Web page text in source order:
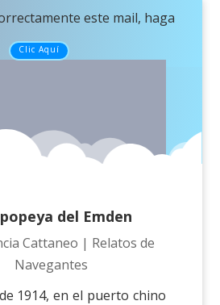
este mail, haga
Clic Aquí
del Emden
Cattaneo | Relatos de
Navegantes
1914, en el puerto chino